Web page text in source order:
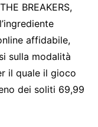
BREAKERS,
affidabile,
sulla modalità
il quale il gioco
dei soliti 69,99